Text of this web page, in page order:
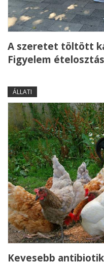
A szeretet töltött
Figyelem
ÁLLATI
Kevesebb